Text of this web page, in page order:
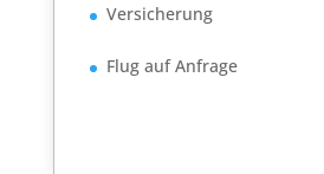
Versicherung
Flug auf Anfrage